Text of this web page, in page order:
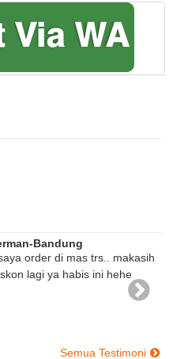
Bandung
order di mas trs.. makasih
lagi ya habis ini hehe
Semua Testimoni